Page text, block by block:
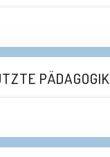
PÄDAGOGIK